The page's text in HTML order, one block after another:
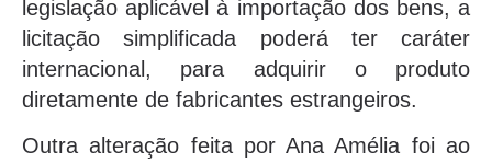
legislação aplicável à importação dos bens, a
licitação simplificada poderá ter caráter
internacional, para adquirir o produto
diretamente de fabricantes estrangeiros.
Outra alteração feita por Ana Amélia foi ao